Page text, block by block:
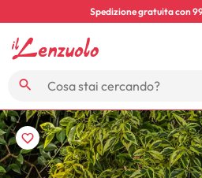
Spedizione gratuita con